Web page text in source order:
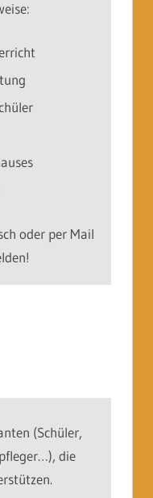
oder per Mail
(Schüler,
die